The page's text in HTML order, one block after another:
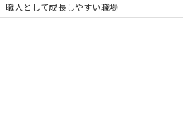
職人として成長しやすい職場